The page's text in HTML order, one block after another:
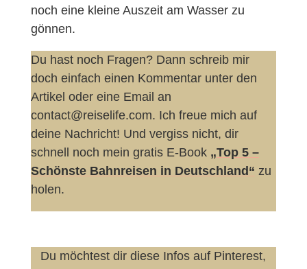
noch eine kleine Auszeit am Wasser zu
gönnen.
Du hast noch Fragen? Dann schreib mir
doch einfach einen Kommentar unter den
Artikel oder eine Email an
contact@reiselife.com. Ich freue mich auf
deine Nachricht! Und vergiss nicht, dir
schnell noch mein gratis E-Book „Top 5 –
Schönste Bahnreisen in Deutschland“ zu
holen.
Du möchtest dir diese Infos auf Pinterest,